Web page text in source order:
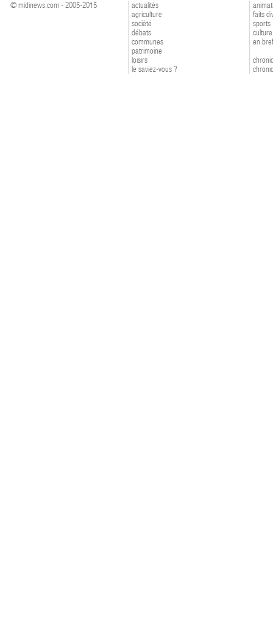
© midinews.com - 2005-2015
actualités
agriculture
société
débats
communes
patrimoine
loisirs
le saviez-vous ?
faits
sports
culture
en bref